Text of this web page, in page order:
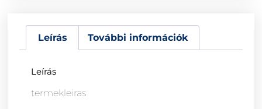
Leírás További információk
Leírás
termekleiras